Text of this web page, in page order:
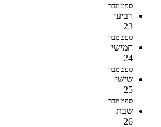
ספטמבר
רביעי
23
ספטמבר
חמישי
24
ספטמבר
שישי
25
ספטמבר
שבת
26